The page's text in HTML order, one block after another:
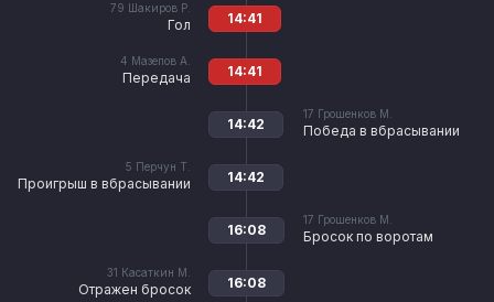
79 Шакиров Р.
Гол 14:41
4 Мазепов А.
Передача 14:41
17 Грошенков М.
Победа в вбрасывании
14:42
5 Перчун Т.
Проигрыш в вбрасывании 14:42
17 Грошенков М.
Бросок по воротам
16:08
31 Касаткин М.
Отражен бросок 16:08